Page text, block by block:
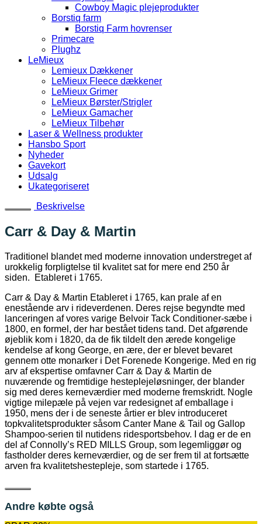
Cowboy Magic plejeprodukter
Borstiq farm
Borstiq Farm hovrenser
Primecare
Plughz
LeMieux
Lemieux Dækkener
LeMieux Fleece dækkener
LeMieux Grimer
LeMieux Børster/Strigler
LeMieux Gamacher
LeMieux Tilbehør
Laser & Wellness produkter
Hansbo Sport
Nyheder
Gavekort
Udsalg
Ukategoriseret
Beskrivelse
Carr & Day & Martin
Traditionel blandet med moderne innovation understreget af
urokkelig forpligtelse til kvalitet sat for mere end 250 år
siden. Etableret i 1765.
Carr & Day & Martin Etableret i 1765, kan prale af en
enestående arv i rideverdenen. Deres rejse begyndte med
lanceringen af ​​vores varige Belvoir Tack Conditioner-sæbe i
1800, en formel, der har bestået tidens tand. Det afgørende
øjeblik kom i 1820, da de fik tildelt den ærede kongelige
kendelse af kong George, en ære, der er blevet bevaret
gennem otte monarker i Det Forenede Kongerige. Med en rig
arv af ekspertise omfavner Carr & Day & Martin de
nuværende og fremtidige hesteplejeløsninger, der blander
sig med deres kerneværdier med moderne fremskridt. Nogle
vigtige milepæle på vejen var redesignet af emballage i
1950, mens der i de seneste årtier er blev introduceret
topkvalitetsprodukter såsom Canter Mane & Tail og Gallop
Shampoo-serien til nutidens ridesportsbehov. I dag er de en
del af Connolly’s RED MILLS Group, som legemliggør og
fastholder deres kerneværdier, og de ser frem til at fortsætte
arven fra kvalitetshestepleje, som startede i 1765.
Andre købte også